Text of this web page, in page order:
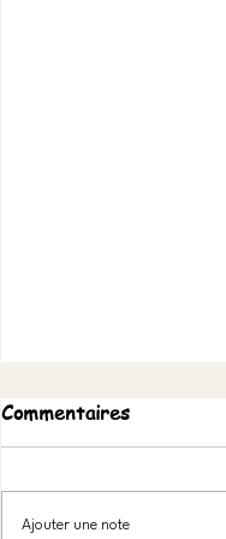
Empathie
Commentaires
Ajouter une note